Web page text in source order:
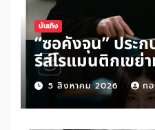
บันเทิง
“ซอคังจุน” ประ
รีส์โรแมนติกเขย่
Other Than
5 สิงหาคม 2026 ก